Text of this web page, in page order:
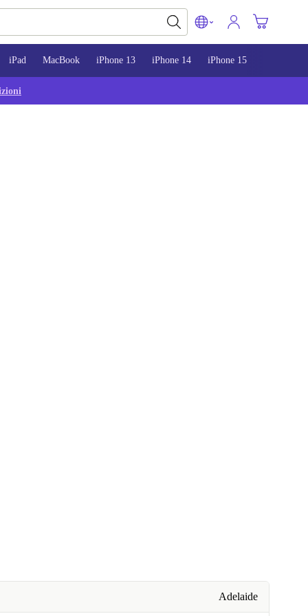
iPad MacBook iPhone 13 iPhone 14 iPhone 15
Adelaide